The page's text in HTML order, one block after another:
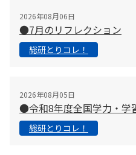
2026年08月06日
●7月のリフレクション
総研とりコレ！
2026年08月05日
●令和8年度全国学力・学
総研とりコレ！